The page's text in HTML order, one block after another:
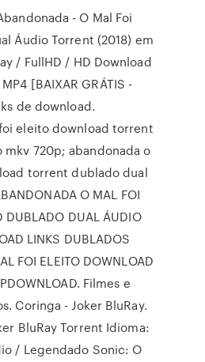
- O Mal Foi
Áudio Torrent (2018) em
/ FullHD / HD Download
[BAIXAR GRÁTIS -
de download.
eleito download torrent
720p; abandonada o
torrent dublado dual
O MAL FOI
DUBLADO DUAL ÁUDIO
LINKS DUBLADOS
FOI ELEITO DOWNLOAD
Filmes e
Coringa - Joker BluRay.
BluRay Torrent Idioma:
/ Legendado Sonic: O